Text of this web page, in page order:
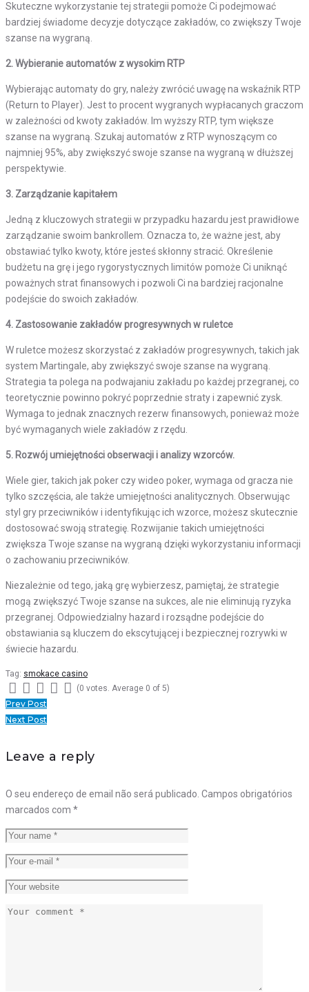
Skuteczne wykorzystanie tej strategii pomoże Ci podejmować
bardziej świadome decyzje dotyczące zakładów, co zwiększy Twoje
szanse na wygraną.
2. Wybieranie automatów z wysokim RTP
Wybierając automaty do gry, należy zwrócić uwagę na wskaźnik RTP
(Return to Player). Jest to procent wygranych wypłacanych graczom
w zależności od kwoty zakładów. Im wyższy RTP, tym większe
szanse na wygraną. Szukaj automatów z RTP wynoszącym co
najmniej 95%, aby zwiększyć swoje szanse na wygraną w dłuższej
perspektywie.
3. Zarządzanie kapitałem
Jedną z kluczowych strategii w przypadku hazardu jest prawidłowe
zarządzanie swoim bankrollem. Oznacza to, że ważne jest, aby
obstawiać tylko kwoty, które jesteś skłonny stracić. Określenie
budżetu na grę i jego rygorystycznych limitów pomoże Ci uniknąć
poważnych strat finansowych i pozwoli Ci na bardziej racjonalne
podejście do swoich zakładów.
4. Zastosowanie zakładów progresywnych w ruletce
W ruletce możesz skorzystać z zakładów progresywnych, takich jak
system Martingale, aby zwiększyć swoje szanse na wygraną.
Strategia ta polega na podwajaniu zakładu po każdej przegranej, co
teoretycznie powinno pokryć poprzednie straty i zapewnić zysk.
Wymaga to jednak znacznych rezerw finansowych, ponieważ może
być wymaganych wiele zakładów z rzędu.
5. Rozwój umiejętności obserwacji i analizy wzorców.
Wiele gier, takich jak poker czy wideo poker, wymaga od gracza nie
tylko szczęścia, ale także umiejętności analitycznych. Obserwując
styl gry przeciwników i identyfikując ich wzorce, możesz skutecznie
dostosować swoją strategię. Rozwijanie takich umiejętności
zwiększa Twoje szanse na wygraną dzięki wykorzystaniu informacji
o zachowaniu przeciwników.
Niezależnie od tego, jaką grę wybierzesz, pamiętaj, że strategie
mogą zwiększyć Twoje szanse na sukces, ale nie eliminują ryzyka
przegranej. Odpowiedzialny hazard i rozsądne podejście do
obstawiania są kluczem do ekscytującej i bezpiecznej rozrywki w
świecie hazardu.
Tag: smokace casino
3
2
1
(0 votes. Average 0 of 5)
Navegação
de
artigos
Prev Post
Next Post
Leave a reply
O seu endereço de email não será publicado. Campos obrigatórios
marcados com *